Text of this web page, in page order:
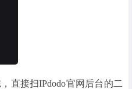
直接扫IPdodo官网后台的二